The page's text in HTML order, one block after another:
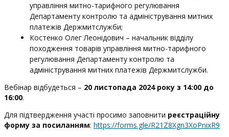
управління митно-тарифного регулювання
Департаменту контролю та адміністрування митних
платежів Держмитслужби;
Костенко Олег Леонідович – начальник відділу
походження товарів управління митно-тарифного
регулювання Департаменту контролю та
адміністрування митних платежів Держмитслужби.
Вебінар відбудеться – 20 листопада 2024року з 14:00 до
16:00.
Для підтвердження участі просимо заповнити реєстраційну
форму за посиланням: https://forms.gle/R21Z8Xgn3XoPnixR9